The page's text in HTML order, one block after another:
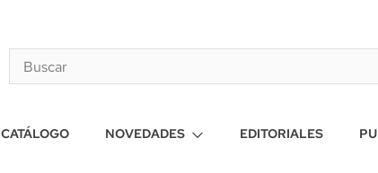
CATÁLOGO NOVEDADES EDITORIALES